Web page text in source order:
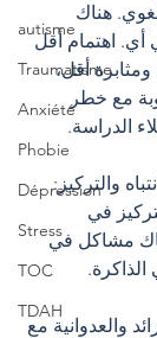
autisme
Traumatisme
Anxiété
Phobie
Dépression
Stress
TOC
TDAH
هناك
أي. اهتمام أقل
ومثابرة أقل،
مع خطر
الدراسة.
في
مشاكل في
الذاكرة.
والعدوانية مع